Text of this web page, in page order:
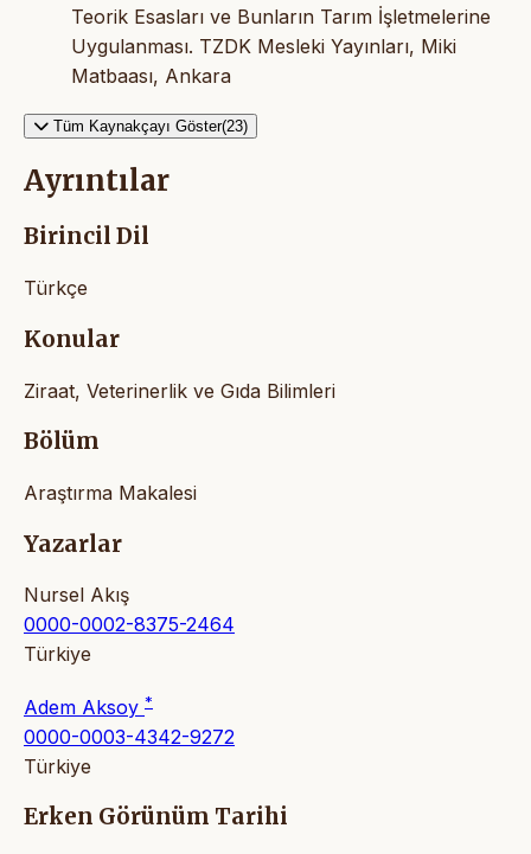
Teorik Esasları ve Bunların Tarım İşletmelerine
Uygulanması. TZDK Mesleki Yayınları, Miki
Matbaası, Ankara
Tüm Kaynakçayı Göster(23)
Ayrıntılar
Birincil Dil
Türkçe
Konular
Ziraat, Veterinerlik ve Gıda Bilimleri
Bölüm
Araştırma Makalesi
Yazarlar
Nursel Akış
0000-0002-8375-2464
Türkiye
Adem Aksoy *
0000-0003-4342-9272
Türkiye
Erken Görünüm Tarihi